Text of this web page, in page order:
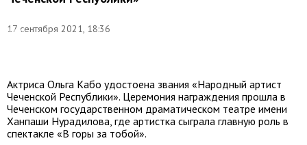
17 сентября 2021, 18:36
Кабо.
Актриса Ольга Кабо удостоена звания «Народный артист
Чеченской Республики». Церемония награждения прошла в
Чеченском государственном драматическом театре имени
Ханпаши Нурадилова, где артистка сыграла главную роль в
спектакле «В горы за тобой».